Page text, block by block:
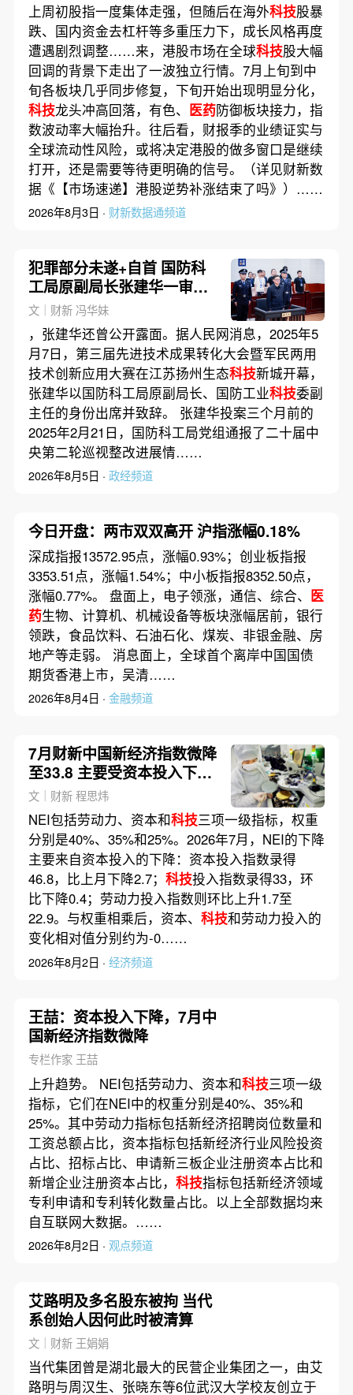
上周初股指一度集体走强，但随后在海外科技股暴
跌、国内资金去杠杆等多重压力下，成长风格再度
遭遇剧烈调整……来，港股市场在全球科技股大幅
回调的背景下走出了一波独立行情。7月上旬到中
旬各板块几乎同步修复，下旬开始出现明显分化，
科技龙头冲高回落，有色、 医药防御板块接力，指
数波动率大幅抬升。往后看，财报季的业绩证实与
全球流动性风险，或将决定港股的做多窗口是继续
打开，还是需要等待更明确的信号。（详见财新数
据《【市场速递】港股逆势补涨结束了吗》）……
2026年8月3日 · 财新数据通频道
犯罪部分未遂+自首 国防科
工局原副局长张建华一审获
刑10年
文｜财新 冯华妹
，张建华还曾公开露面。据人民网消息，2025年5
月7日，第三届先进技术成果转化大会暨军民两用
技术创新应用大赛在江苏扬州生态科技新城开幕，
张建华以国防科工局原副局长、国防工业科技委副
主任的身份出席并致辞。 张建华投案三个月前的
2025年2月21日，国防科工局党组通报了二十届中
央第二轮巡视整改进展情……
2026年8月5日 · 政经频道
今日开盘：两市双双高开 沪指涨幅0.18%
深成指报13572.95点，涨幅0.93%；创业板指报
3353.51点，涨幅1.54%；中小板指报8352.50点，
涨幅0.77%。 盘面上，电子领涨，通信、综合、 医
药生物、计算机、机械设备等板块涨幅居前，银行
领跌，食品饮料、石油石化、煤炭、非银金融、房
地产等走弱。 消息面上，全球首个离岸中国国债
期货香港上市，吴清……
2026年8月4日 · 金融频道
7月财新中国新经济指数微降
至33.8 主要受资本投入下降
影响
文｜财新 程思炜
NEI包括劳动力、资本和科技三项一级指标，权重
分别是40%、35%和25%。2026年7月，NEI的下降
主要来自资本投入的下降：资本投入指数录得
46.8，比上月下降2.7； 科技投入指数录得33，环
比下降0.4；劳动力投入指数则环比上升1.7至
22.9。与权重相乘后，资本、 科技和劳动力投入的
变化相对值分别约为-0……
2026年8月2日 · 经济频道
王喆：资本投入下降，7月中
国新经济指数微降
专栏作家 王喆
上升趋势。 NEI包括劳动力、资本和科技三项一级
指标，它们在NEI中的权重分别是40%、35%和
25%。其中劳动力指标包括新经济招聘岗位数量和
工资总额占比，资本指标包括新经济行业风险投资
占比、招标占比、申请新三板企业注册资本占比和
新增企业注册资本占比， 科技指标包括新经济领域
专利申请和专利转化数量占比。以上全部数据均来
自互联网大数据。……
2026年8月2日 · 观点频道
艾路明及多名股东被拘 当代
系创始人因何此时被清算
文｜财新 王娟娟
当代集团曾是湖北最大的民营企业集团之一，由艾
路明与周汉生、张晓东等6位武汉大学校友创立于